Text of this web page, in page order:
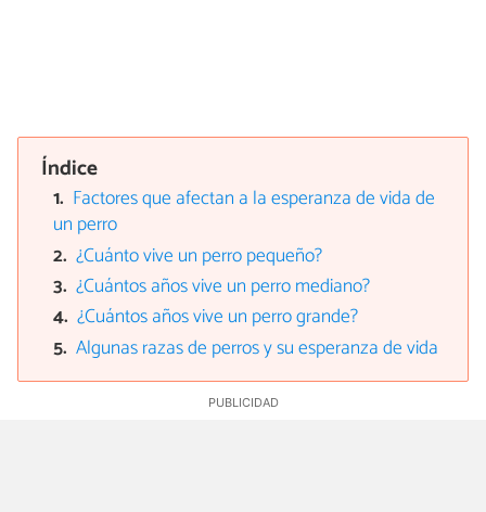
Índice
Factores que afectan a la esperanza de vida de
un perro
¿Cuánto vive un perro pequeño?
¿Cuántos años vive un perro mediano?
¿Cuántos años vive un perro grande?
Algunas razas de perros y su esperanza de vida